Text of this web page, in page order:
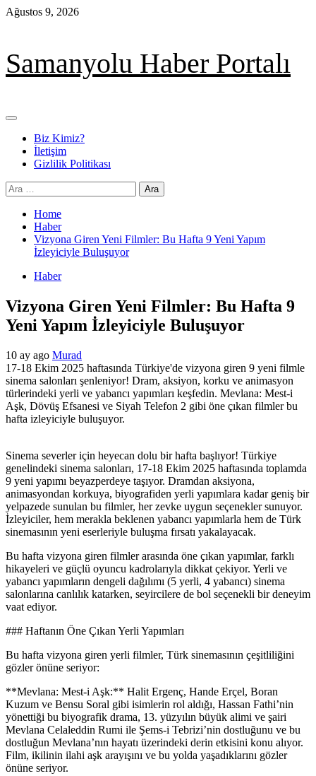
Skip
Ağustos 9, 2026
Samanyolu Haber Portalı
Primary
Biz Kimiz?
İletişim
Gizlilik Politikası
Arama:
Home
Haber
Vizyona Giren Yeni Filmler: Bu Hafta 9 Yeni Yapım
İzleyiciyle Buluşuyor
Haber
Vizyona Giren Yeni Filmler: Bu Hafta 9
Yeni Yapım İzleyiciyle Buluşuyor
10 ay ago Murad
17-18 Ekim 2025 haftasında Türkiye'de vizyona giren 9 yeni filmle
sinema salonları şenleniyor! Dram, aksiyon, korku ve animasyon
türlerindeki yerli ve yabancı yapımları keşfedin. Mevlana: Mest-i
Aşk, Dövüş Efsanesi ve Siyah Telefon 2 gibi öne çıkan filmler bu
hafta izleyiciyle buluşuyor.
Sinema severler için heyecan dolu bir hafta başlıyor! Türkiye
genelindeki sinema salonları, 17-18 Ekim 2025 haftasında toplamda
9 yeni yapımı beyazperdeye taşıyor. Dramdan aksiyona,
animasyondan korkuya, biyografiden yerli yapımlara kadar geniş bir
yelpazede sunulan bu filmler, her zevke uygun seçenekler sunuyor.
İzleyiciler, hem merakla beklenen yabancı yapımlarla hem de Türk
sinemasının yeni eserleriyle buluşma fırsatı yakalayacak.
Bu hafta vizyona giren filmler arasında öne çıkan yapımlar, farklı
hikayeleri ve güçlü oyuncu kadrolarıyla dikkat çekiyor. Yerli ve
yabancı yapımların dengeli dağılımı (5 yerli, 4 yabancı) sinema
salonlarına canlılık katarken, seyircilere de bol seçenekli bir deneyim
vaat ediyor.
### Haftanın Öne Çıkan Yerli Yapımları
Bu hafta vizyona giren yerli filmler, Türk sinemasının çeşitliliğini
gözler önüne seriyor:
**Mevlana: Mest-i Aşk:** Halit Ergenç, Hande Erçel, Boran
Kuzum ve Bensu Soral gibi isimlerin rol aldığı, Hassan Fathi’nin
yönettiği bu biyografik drama, 13. yüzyılın büyük alimi ve şairi
Mevlana Celaleddin Rumi ile Şems-i Tebrizi’nin dostluğunu ve bu
dostluğun Mevlana’nın hayatı üzerindeki derin etkisini konu alıyor.
Film, ikilinin ilahi aşk arayışını ve bu yolda yaşadıklarını gözler
önüne seriyor.